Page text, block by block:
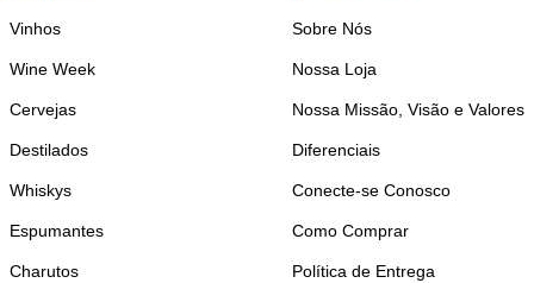
Vinhos
Wine Week
Cervejas
Destilados
Whiskys
Espumantes
Charutos
Sobre Nós
Nossa Loja
Nossa Missão, Visão e Valores
Diferenciais
Conecte-se Conosco
Como Comprar
Política de Entrega